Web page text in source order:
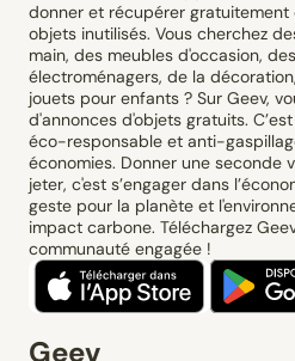
donner et récupérer
objets inutilisés. Vous cherchez
main, des meubles d'occasion,
électroménagers, de la
jouets pour enfants ? Sur Geev,
d'annonces d'objets gratuits.
éco-responsable et anti-
économies. Donner une seconde
jeter, c'est s’engager dans
geste pour la planète et
impact carbone. Téléchargez
communauté engagée !
Geev